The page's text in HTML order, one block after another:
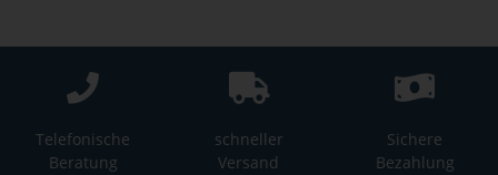
Telefonische
Beratung
schneller
Versand
Sichere
Bezahlung